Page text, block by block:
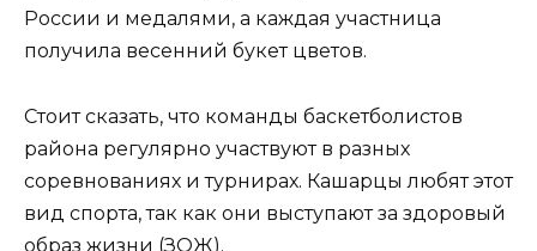
России и медалями, а каждая участница
получила весенний букет цветов.
Стоит сказать, что команды баскетболистов
района регулярно участвуют в разных
соревнованиях и турнирах. Кашарцы любят этот
вид спорта, так как они выступают за здоровый
образ жизни (ЗОЖ).